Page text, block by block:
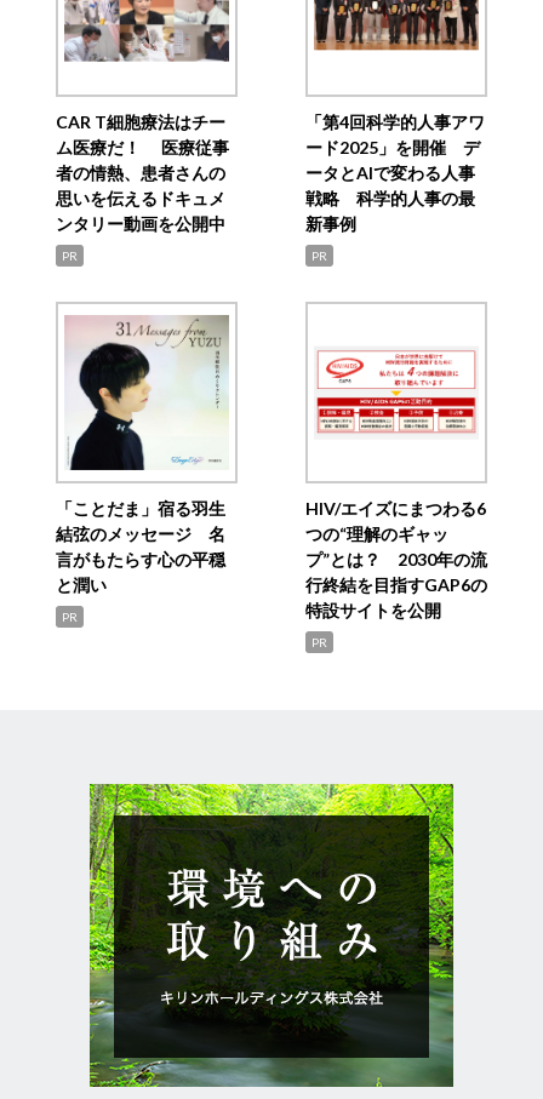
CAR T細胞療法はチー
ム医療だ！ 医療従事
者の情熱、患者さんの
思いを伝えるドキュメ
ンタリー動画を公開中
PR
「第4回科学的人事アワ
ード2025」を開催 デ
ータとAIで変わる人事
戦略 科学的人事の最
新事例
PR
「ことだま」宿る羽生
結弦のメッセージ 名
言がもたらす心の平穏
と潤い
PR
HIV/エイズにまつわる6
つの“理解のギャッ
プ”とは？ 2030年の流
行終結を目指すGAP6の
特設サイトを公開
PR